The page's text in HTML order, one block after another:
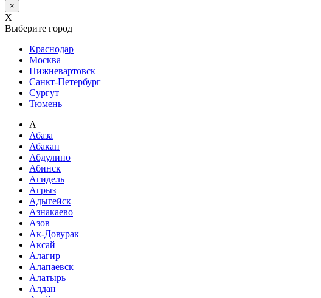
×
X
Выберите город
Краснодар
Москва
Нижневартовск
Санкт-Петербург
Сургут
Тюмень
А
Абаза
Абакан
Абдулино
Абинск
Агидель
Агрыз
Адыгейск
Азнакаево
Азов
Ак-Довурак
Аксай
Алагир
Алапаевск
Алатырь
Алдан